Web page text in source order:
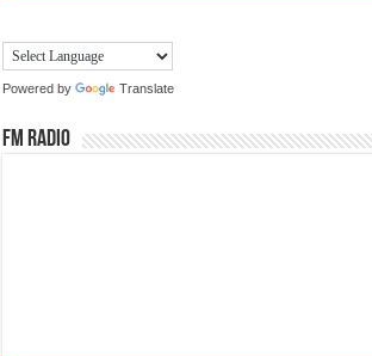
Powered by Translate
FM Radio